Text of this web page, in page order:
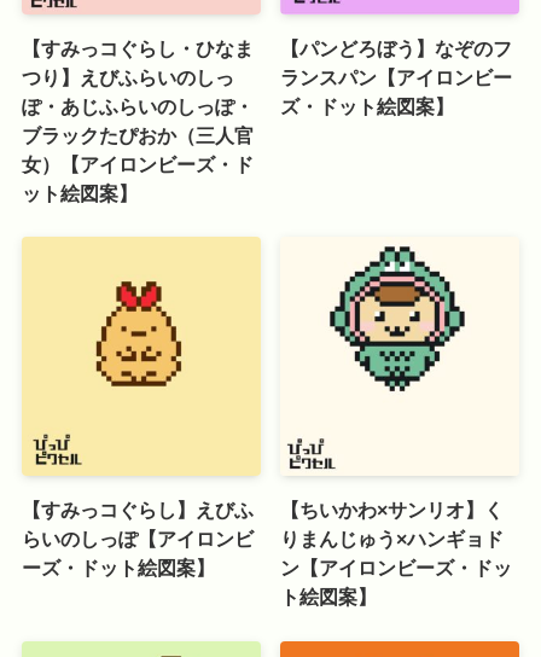
【すみっコぐらし・ひなま
つり】えびふらいのしっ
ぽ・あじふらいのしっぽ・
ブラックたぴおか（三人官
女）【アイロンビーズ・ド
ット絵図案】
【パンどろぼう】なぞのフ
ランスパン【アイロンビー
ズ・ドット絵図案】
【すみっコぐらし】えびふ
らいのしっぽ【アイロンビ
ーズ・ドット絵図案】
【ちいかわ×サンリオ】く
りまんじゅう×ハンギョド
ン【アイロンビーズ・ドッ
ト絵図案】